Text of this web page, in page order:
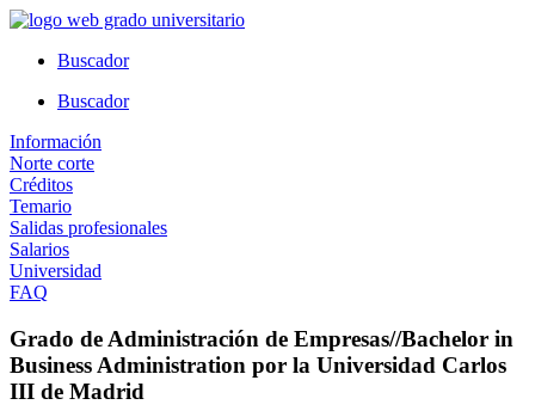
Ir
contenidoBuscador
Buscador
Información
Norte corte
Créditos
Temario
Salidas profesionales
Salarios
Universidad
FAQ
Grado de Administración de Empresas//Bachelor in
Business Administration por la Universidad Carlos
III de Madrid